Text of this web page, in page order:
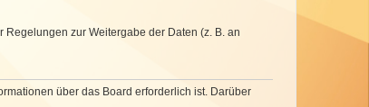
zur Weitergabe der Daten (z. B. an
über das Board erforderlich ist. Darüber